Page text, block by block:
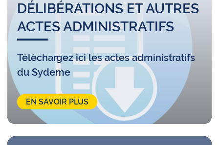
DÉLIBÉRATIONS ET AUTRES
ACTES ADMINISTRATIFS
Téléchargez ici les actes administratifs
du Sydeme
EN SAVOIR PLUS